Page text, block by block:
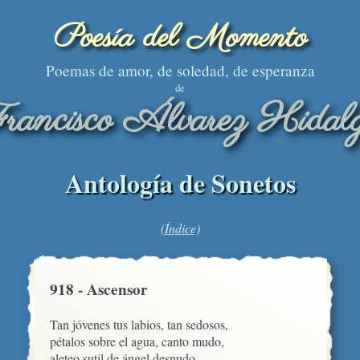
Poesía del Momento
Poemas de amor, de soledad, de esperanza
de
Álvarez
Antología de Sonetos
(Índice)
918 - Ascensor
Tan jóvenes tus labios, tan sedosos,
pétalos sobre el agua, canto mudo,